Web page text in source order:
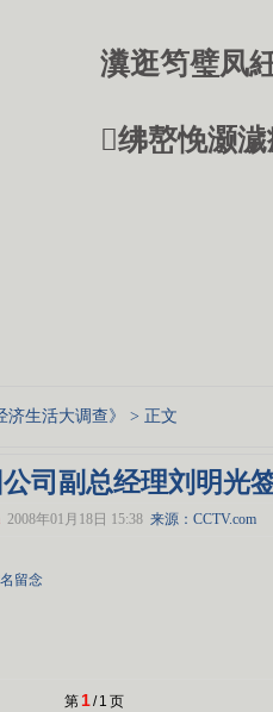
瀵逛笉璧凤
绋嶅悗灏
济生活大调查》 > 正文
司副总经理刘明光
2008年01月18日 15:38来源：CCTV.com
留念
第 1/ 1 页